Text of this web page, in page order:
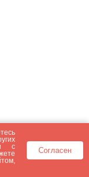
с
Согласен